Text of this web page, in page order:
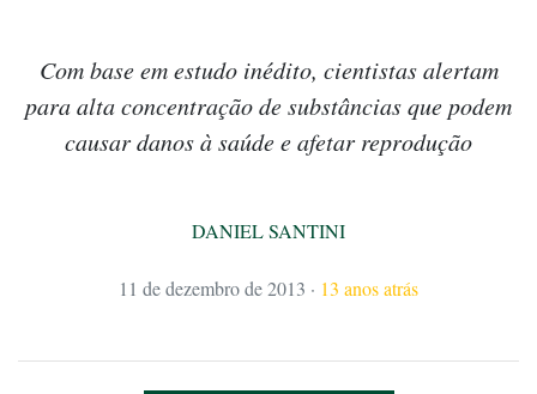
Com base em estudo inédito, cientistas alertam
para alta concentração de substâncias que podem
causar danos à saúde e afetar reprodução
DANIEL SANTINI
11 de dezembro de 2013 · 13 anos atrás